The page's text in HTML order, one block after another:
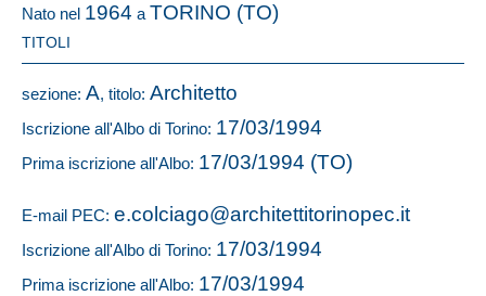
Nato nel 1964 a TORINO (TO)
TITOLI
sezione: A, titolo: Architetto
Iscrizione all'Albo di Torino: 17/03/1994
Prima iscrizione all'Albo: 17/03/1994 (TO)
E-mail PEC: e.colciago@architettitorinopec.it
Iscrizione all'Albo di Torino: 17/03/1994
Prima iscrizione all'Albo: 17/03/1994